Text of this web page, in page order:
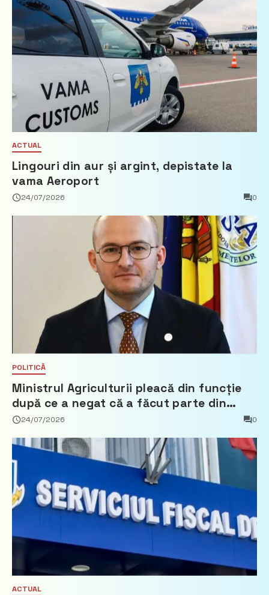
ACTUAL
Lingouri din aur și argint, depistate la
vama Aeroport
24/07/2026 0
POLITICĂ
Ministrul Agriculturii pleacă din funcție
după ce a negat că a făcut parte din
Partidul Democrat
24/07/2026 0
ACTUAL